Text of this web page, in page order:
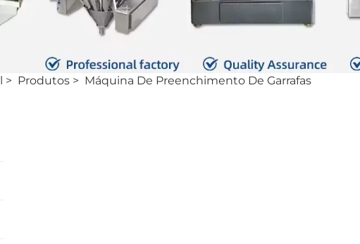
> Produtos > Máquina De Preenchimento De Garrafas